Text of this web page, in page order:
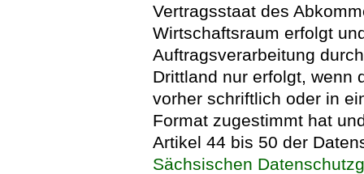
Vertragsstaat des
Wirtschaftsraum erfolgt
Auftragsverarbeitung
Drittland nur erfolgt, wenn
vorher schriftlich oder in
Format zugestimmt hat
Artikel 44 bis 50 der
Sächsischen